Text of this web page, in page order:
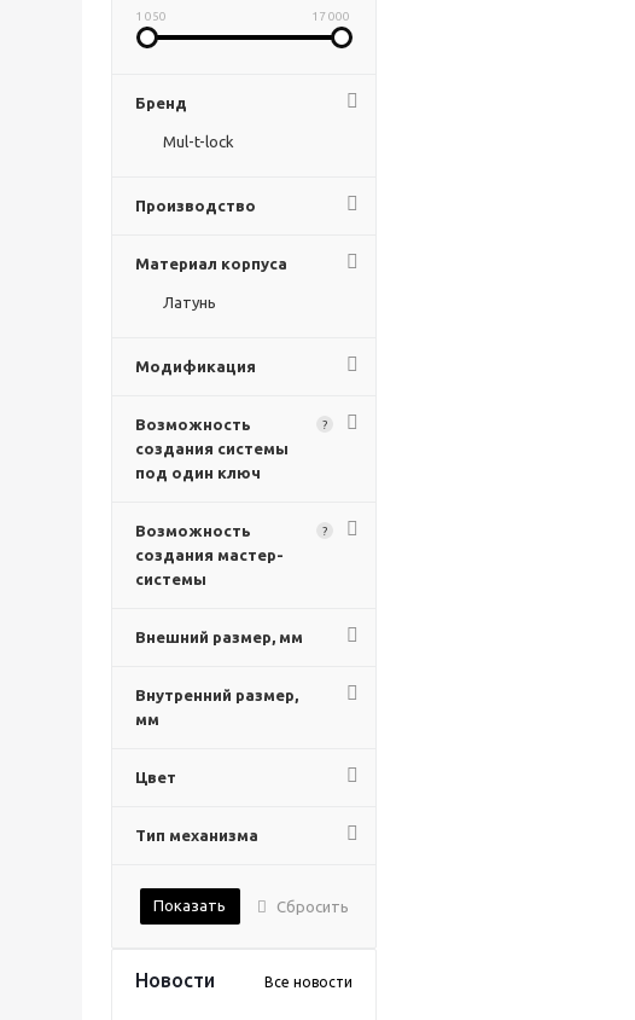
1 050 17 000
Бренд
Mul-t-lock
Производство
Материал корпуса
Латунь
Модификация
Возможность
создания системы
под один ключ
?
Возможность
создания мастер-
системы
?
Внешний размер, мм
Внутренний размер,
мм
Цвет
Тип механизма
Показать Сбросить
Новости Все новости